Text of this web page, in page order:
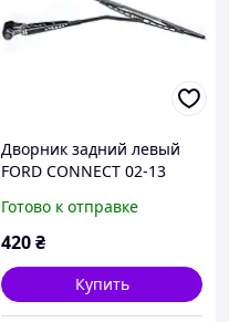
Дворник задний левый
FORD CONNECT 02-13
17C419-BC,
2T1417C419BC, 1520302,
17C419-BB,
Готово к отправке
420₴
Купить